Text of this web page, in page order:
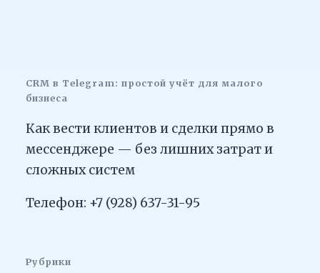
CRM в Telegram: простой учёт для малого
бизнеса
Как вести клиентов и сделки прямо в
мессенджере — без лишних затрат и
сложных систем
Телефон: +7 (928) 637-31-95
Рубрики